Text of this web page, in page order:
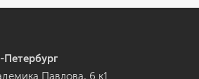
Петербург
Павлова, 6 к1